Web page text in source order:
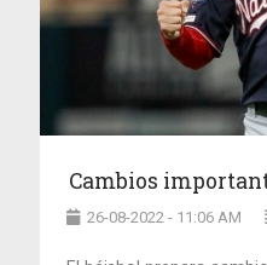
Cambios
26-08-2022 - 11:06 AM